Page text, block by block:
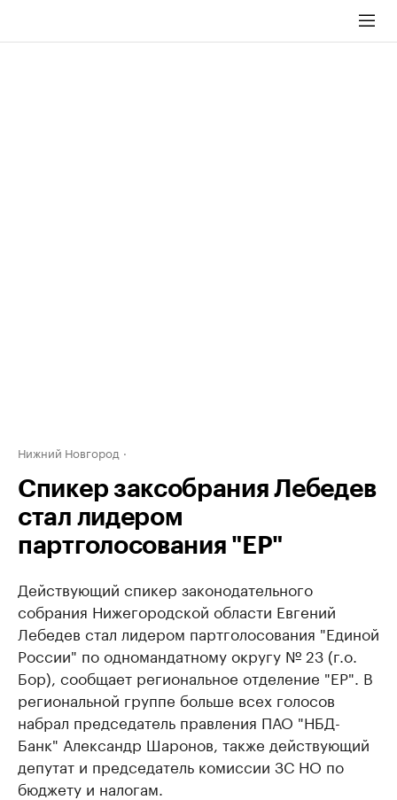
Нижний Новгород
Спикер заксобрания Лебедев
стал лидером
партголосования "ЕР"
Действующий спикер законодательного
собрания Нижегородской области Евгений
Лебедев стал лидером партголосования "Единой
России" по одномандатному округу № 23 (г.о.
Бор), сообщает региональное отделение "ЕР". В
региональной группе больше всех голосов
набрал председатель правления ПАО "НБД-
Банк" Александр Шаронов, также действующий
депутат и председатель комиссии ЗС НО по
бюджету и налогам.